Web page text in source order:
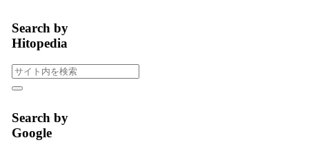
Search by
Hitopedia
Search by
Google